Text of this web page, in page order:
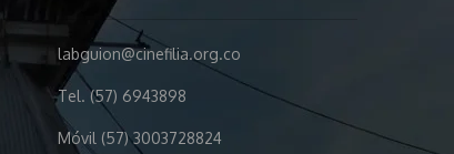
labguion@cinefilia.org.co
Tel. (57) 6943898
Móvil (57) 3003728824